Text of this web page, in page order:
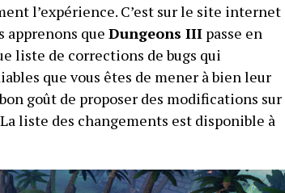
l’expérience. C’est sur le site internet
apprenons que Dungeons III passe en
liste de corrections de bugs qui
que vous êtes de mener à bien leur
goût de proposer des modifications sur
liste des changements est disponible à